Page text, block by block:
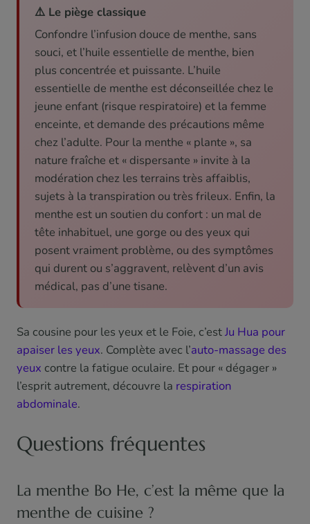
⚠️ Le piège classique
Confondre l’infusion douce de menthe, sans
souci, et l’huile essentielle de menthe, bien
plus concentrée et puissante. L’huile
essentielle de menthe est déconseillée chez le
jeune enfant (risque respiratoire) et la femme
enceinte, et demande des précautions même
chez l’adulte. Pour la menthe « plante », sa
nature fraîche et « dispersante » invite à la
modération chez les terrains très affaiblis,
sujets à la transpiration ou très frileux. Enfin, la
menthe est un soutien du confort : un mal de
tête inhabituel, une gorge ou des yeux qui
posent vraiment problème, ou des symptômes
qui durent ou s’aggravent, relèvent d’un avis
médical, pas d’une tisane.
Sa cousine pour les yeux et le Foie, c’estJu Hua pour
apaiser les yeux. Complète avec l’auto-massage des
yeux contre la fatigue oculaire. Et pour « dégager »
l’esprit autrement, découvre la respiration
abdominale.
Questions fréquentes
La menthe Bo He, c’est la même que la
menthe de cuisine ?